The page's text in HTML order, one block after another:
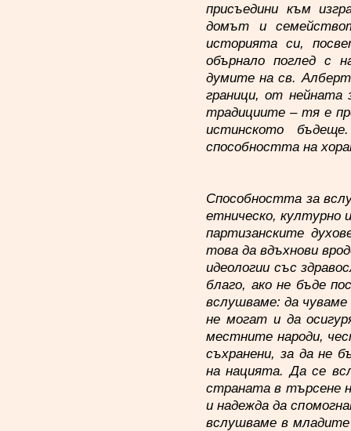
присъедини към
домът и
историята си,
обърнало поглед с
думите на св.
граници, от нейната
традициите – тя е
истинското
способността на
Способността за
етническо, културно
партизанските
това да вдъхнови
идеологии със
благо, ако не бъде
вслушваме: да
не могат и да
местните народи,
съхранени, за да не
на нацията. Да се
страната в търсене
и надежда да
вслушваме в младите